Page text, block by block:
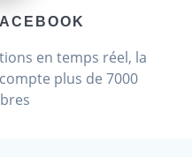
en temps réel, la
plus de 7000